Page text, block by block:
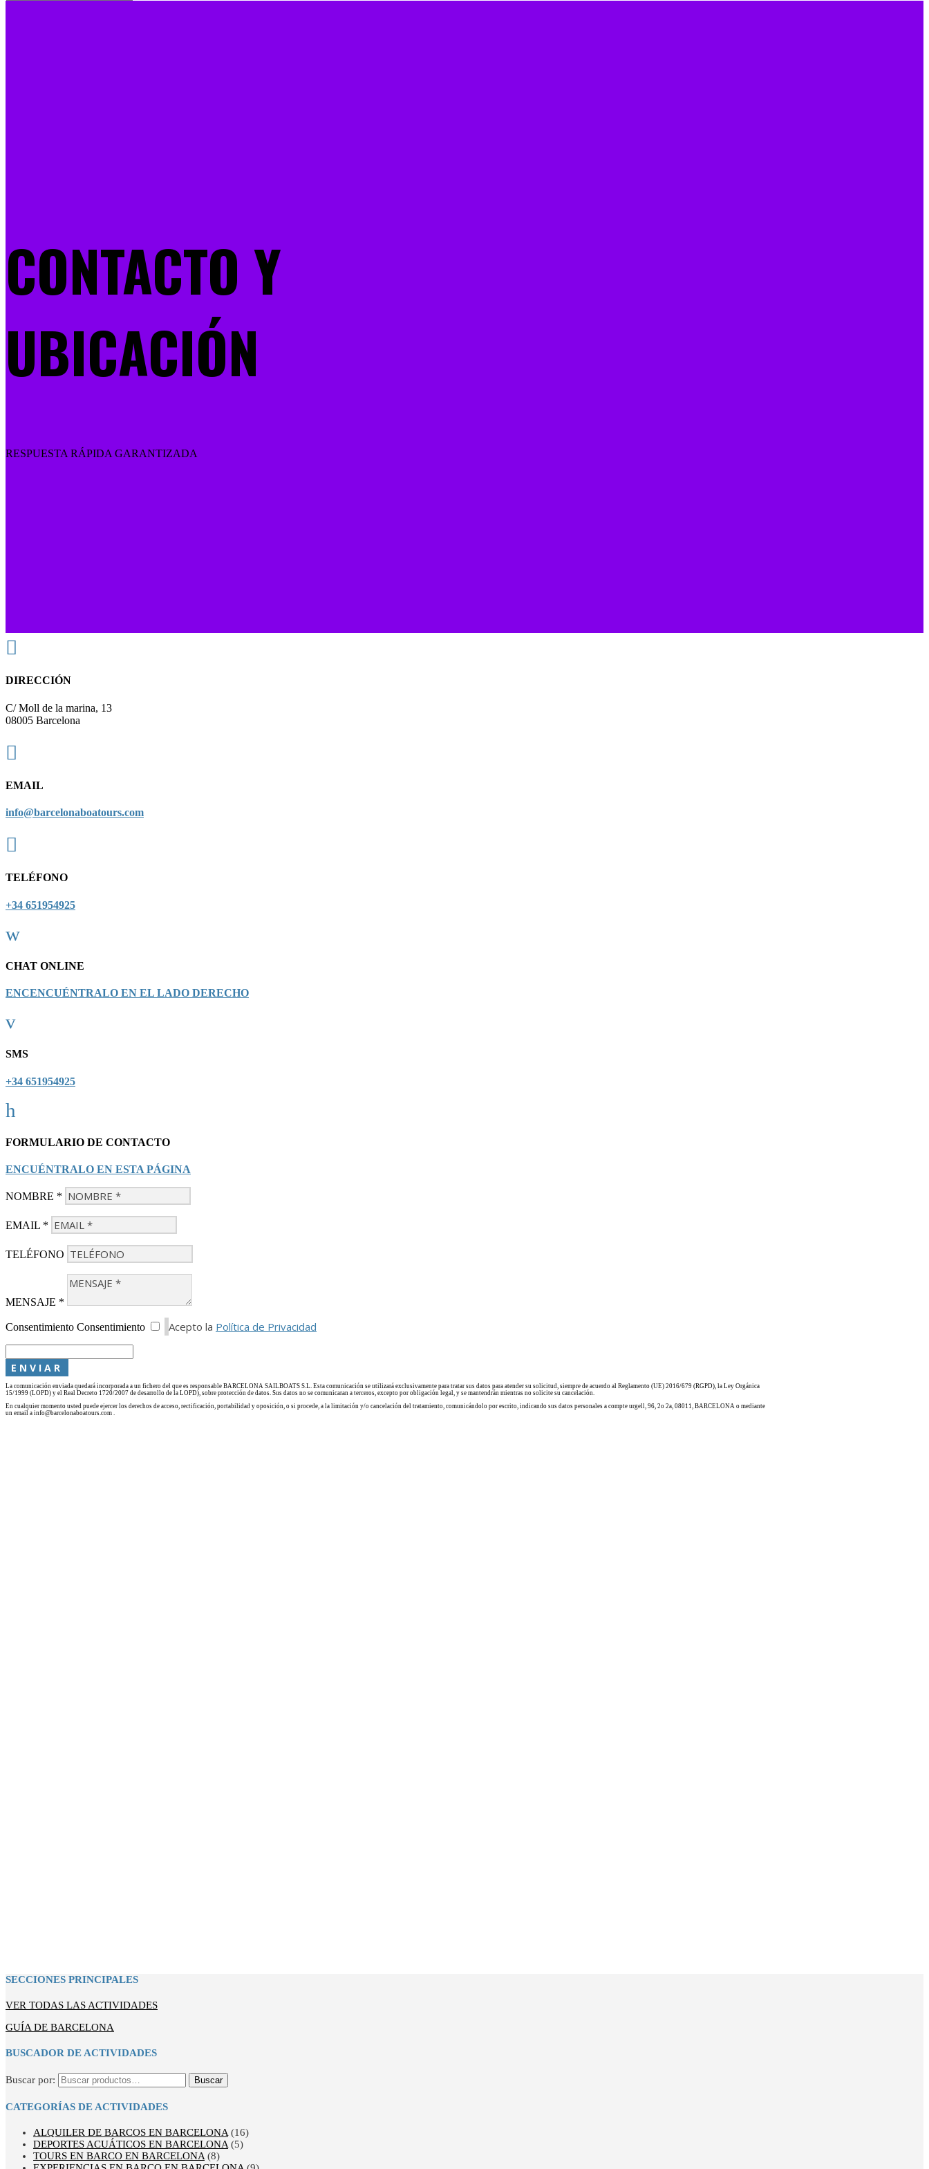
CONTACTO Y
UBICACIÓN
RESPUESTA RÁPIDA GARANTIZADA

DIRECCIÓN
C/ Moll de la marina, 13
08005 Barcelona

EMAIL
info@barcelonaboatours.com

TELÉFONO
+34 651954925
w
CHAT ONLINE
ENCENCUÉNTRALO EN EL LADO DERECHO
v
SMS
+34 651954925
h
FORMULARIO DE CONTACTO
ENCUÉNTRALO EN ESTA PÁGINA
NOMBRE *
EMAIL *
TELÉFONO
MENSAJE *
Consentimiento Consentimiento Acepto la Política de Privacidad
ENVIAR
La comunicación enviada quedará incorporada a un fichero del que es responsable BARCELONA SAILBOATS S.L. Esta comunicación se utilizará exclusivamente para tratar sus datos para atender su solicitud, siempre de acuerdo al Reglamento (UE) 2016/679 (RGPD), la Ley Orgánica
15/1999 (LOPD) y el Real Decreto 1720/2007 de desarrollo de la LOPD), sobre protección de datos. Sus datos no se comunicaran a terceros, excepto por obligación legal, y se mantendrán mientras no solicite su cancelación.
En cualquier momento usted puede ejercer los derechos de acceso, rectificación, portabilidad y oposición, o si procede, a la limitación y/o cancelación del tratamiento, comunicándolo por escrito, indicando sus datos personales a compte urgell, 96, 2o 2a, 08011, BARCELONA o mediante
un email a info@barcelonaboatours.com .
SECCIONES PRINCIPALES
VER TODAS LAS ACTIVIDADES
GUÍA DE BARCELONA
BUSCADOR DE ACTIVIDADES
Buscar por: Buscar
CATEGORÍAS DE ACTIVIDADES
ALQUILER DE BARCOS EN BARCELONA (16)
DEPORTES ACUÁTICOS EN BARCELONA (5)
TOURS EN BARCO EN BARCELONA (8)